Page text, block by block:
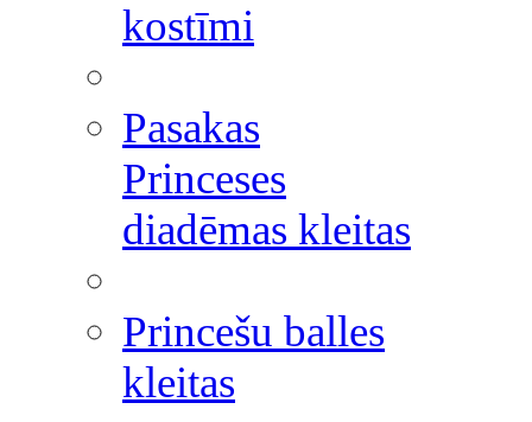
kostīmi
Pasakas
Princeses
diadēmas kleitas
Princešu balles
kleitas